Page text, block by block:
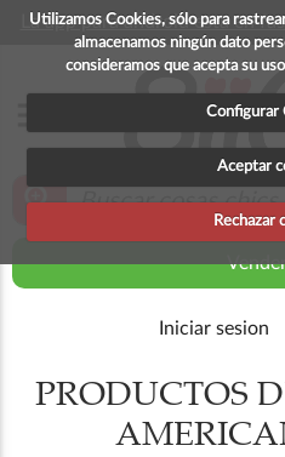
Utilizamos Cookies, sólo para
almacenamos ningún dato
consideramos que acepta su
Configurar
Aceptar
Rechazar
La app para android esta en
zoom_in
Iniciar sesion
PRODUCTOS